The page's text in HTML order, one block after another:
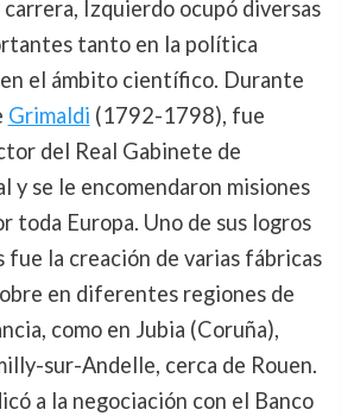
Izquierdo ocupó diversas
tanto en la política
en el ámbito científico. Durante
Grimaldi (1792-1798), fue
del Real Gabinete de
y se le encomendaron misiones
toda Europa. Uno de sus logros
fue la creación de varias fábricas
en diferentes regiones de
como en Jubia (Coruña),
sur-Andelle, cerca de Rouen.
a la negociación con el Banco